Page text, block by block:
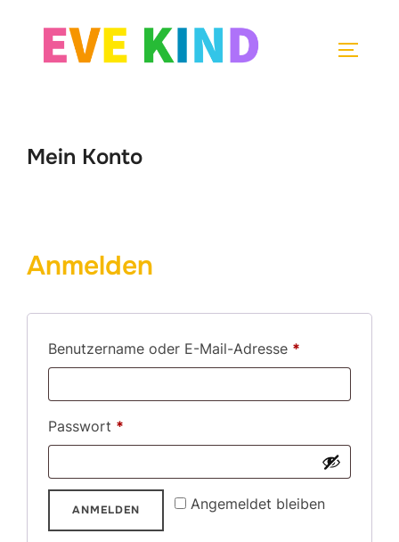
springen
Mein Konto
Anmelden
Benutzername oder E-Mail-Adresse *
Passwort *
Angemeldet bleiben
ANMELDEN